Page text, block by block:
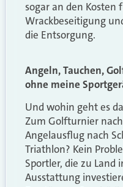
sogar an den Kosten
Wrackbeseitigung
die Entsorgung.
Angeln, Tauchen,
ohne meine
Und wohin geht es
Zum Golfturnier
Angelausflug nach
Triathlon? Kein
Sportler, die zu Land
Ausstattung